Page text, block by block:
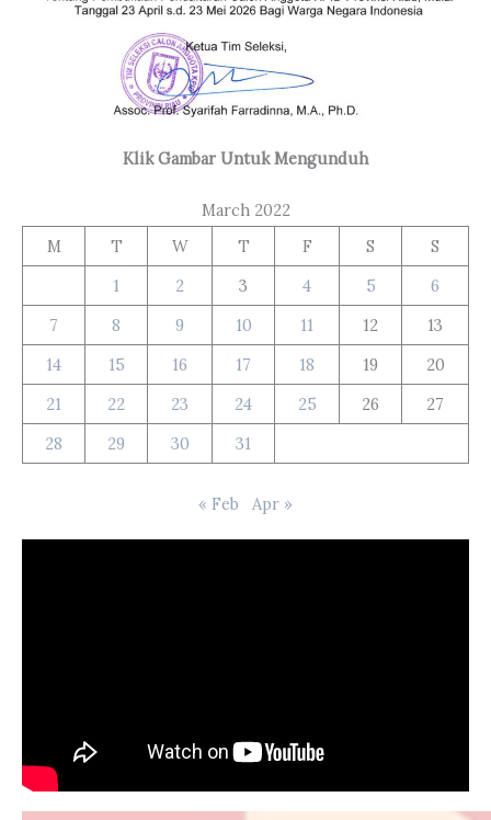
Klik Gambar Untuk Mengunduh
March 2022
M
T W T F S
S
1
2 3 4 5
6
7
8 9 10 11 12
13
14
15 16 17 18 19
20
21
22 23 24 25 26
27
28
29 30 31
« Feb Apr »